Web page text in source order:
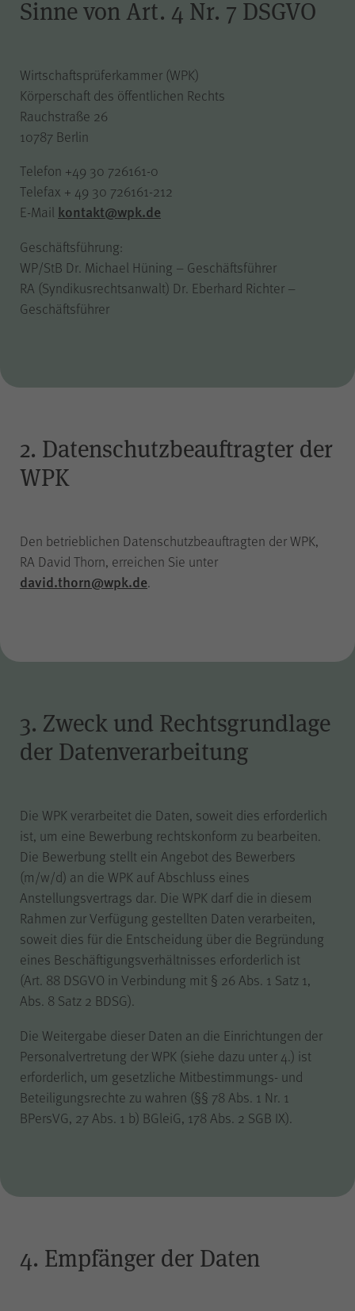
Sinne von Art. 4 Nr. 7 DSGVO
Wirtschaftsprüferkammer (WPK)
Körperschaft des öffentlichen Rechts
Rauchstraße 26
10787 Berlin
Telefon +49 30 726161-0
Telefax + 49 30 726161-212
E-Mail kontakt@wpk.de
Geschäftsführung:
WP/StB Dr. Michael Hüning – Geschäftsführer
RA (Syndikusrechtsanwalt) Dr. Eberhard Richter –
Geschäftsführer
2. Datenschutzbeauftragter der
WPK
Den betrieblichen Datenschutzbeauftragten der WPK,
RA David Thorn, erreichen Sie unter
david.thorn@wpk.de.
3. Zweck und Rechtsgrundlage
der Datenverarbeitung
Die WPK verarbeitet die Daten, soweit dies erforderlich
ist, um eine Bewerbung rechtskonform zu bearbeiten.
Die Bewerbung stellt ein Angebot des Bewerbers
(m/w/d) an die WPK auf Abschluss eines
Anstellungsvertrags dar. Die WPK darf die in diesem
Rahmen zur Verfügung gestellten Daten verarbeiten,
soweit dies für die Entscheidung über die Begründung
eines Beschäftigungsverhältnisses erforderlich ist
(Art. 88 DSGVO in Verbindung mit § 26 Abs. 1 Satz 1,
Abs. 8 Satz 2 BDSG).
Die Weitergabe dieser Daten an die Einrichtungen der
Personalvertretung der WPK (siehe dazu unter 4.) ist
erforderlich, um gesetzliche Mitbestimmungs- und
Beteiligungsrechte zu wahren (§§ 78 Abs. 1 Nr. 1
BPersVG, 27 Abs. 1 b) BGleiG, 178 Abs. 2 SGB IX).
4. Empfänger der Daten
der Internetseite (WPK Börsen,
Shop sowie Veranstaltungen der
Name
Anbieter
Zweck
Speichern Ihrer bezüglich der
Cookies auf der Internetseite der
Name piwik_ignore
Anbieter Matomo
Falls Sie auf der Seite
„Datenschutz“ unter „Matomo
wiederkehrenden Besucher
Besuch erneut erfolgen muss.
Auch bis zu diesem Zeitpunkt
bereits erfasste Daten werden in
diesem Fall gelöscht. Der Cookie
Wunsch, nicht über Matomo
erfasst zu werden.
Name LS-TVLYRKIVZTGDGMOU
LimeSurvey
Gilt nur für die Digitalisierungs-
Check-ups des Bereichs
"Wissen >
Digitalisierungskompass
eines Ausfüllvorgangs des
Zeitpunkt an der gleichen Stelle
wieder fortführen zu können.